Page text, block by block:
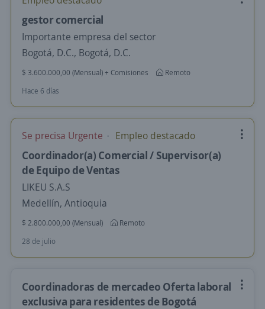
gestor comercial
Importante empresa del sector
Bogotá, D.C., Bogotá, D.C.
$ 3.600.000,00 (Mensual) + Comisiones
Remoto
Hace 6 días
Se precisa Urgente Empleo destacado
Coordinador(a) Comercial / Supervisor(a)
de Equipo de Ventas
LIKEU S.A.S
Medellín, Antioquia
$ 2.800.000,00 (Mensual)
Remoto
28 de julio
Coordinadoras de mercadeo Oferta laboral
exclusiva para residentes de Bogotá